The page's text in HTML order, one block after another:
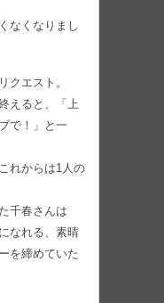
なくなりまし
クエスト。
えると、「上
で！」と一
れからは1人の
千春さんは
なれる、素晴
を締めていた